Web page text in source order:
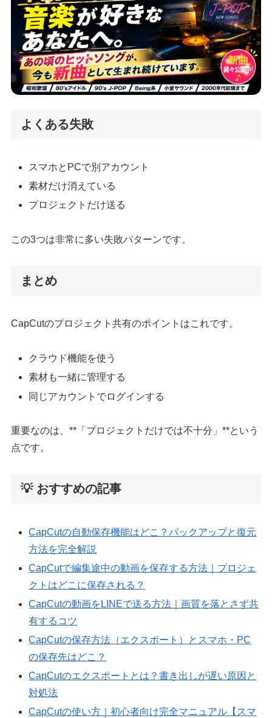
よくある失敗
スマホとPCで別アカウント
素材だけ消えている
プロジェクトだけ送る
この3つは非常に多い失敗パターンです。
まとめ
CapCutのプロジェクト共有のポイントはこれです。
クラウド機能を使う
素材も一緒に管理する
同じアカウントでログインする
重要なのは、**「プロジェクトだけでは不十分」**という
点です。
💡 おすすめの記事
CapCutの自動保存機能はどこ？バックアップと復元
方法を完全解説
CapCutで編集途中の動画を保存する方法｜プロジェ
クトはどこに保存される？
CapCutの動画をLINEで送る方法｜画質を落とさず共
有するコツ
CapCutの保存方法（エクスポート）とスマホ・PC
の保存先はどこ？
CapCutのエクスポートとは？書き出しが遅い原因と
対処法
CapCutの使い方｜初心者向け完全マニュアル【スマ